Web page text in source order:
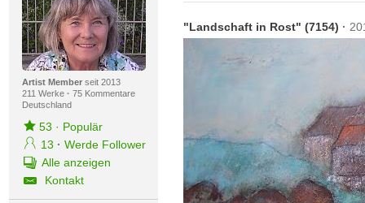
Fokus-Werke
Neue Werke – Auswahl
Alle neuen Werke
Artist Memberseit 2013
211 Werke · 75 Kommentare
Deutschland
53 · Populär
13 · Werde Follower
Alle anzeigen
Kontakt
"Landschaft in Rost" (7154) ·